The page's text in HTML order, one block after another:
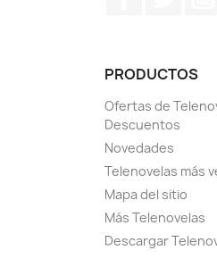
PRODUCTOS
Ofertas de
Descuentos
Novedades
Telenovelas más
Mapa del sitio
Más Telenovelas
Descargar